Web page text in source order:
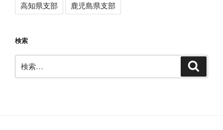
高知県支部 鹿児島県支部
検索
索: